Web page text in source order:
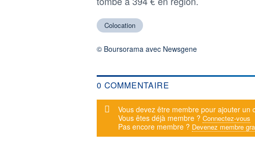
Colocation
© Boursorama avec Newsgene
0 COMMENTAIRE
Message d'alerte
Vous devez être membre pour ajouter un
Vous êtes déjà membre ? Connectez-vous
Pas encore membre ? Devenez membre